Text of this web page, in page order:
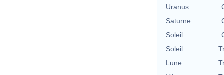
Uranus
Saturne
Soleil
Soleil
Lune